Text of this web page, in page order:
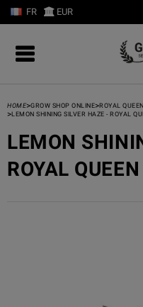
FR EUR
HOME>GROW SHOP ONLINE>ROYAL
>LEMON SHINING SILVER HAZE - ROYAL
LEMON
ROYAL